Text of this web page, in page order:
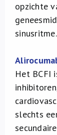
opzichte
sinusritme.
Het BCFI
slechts